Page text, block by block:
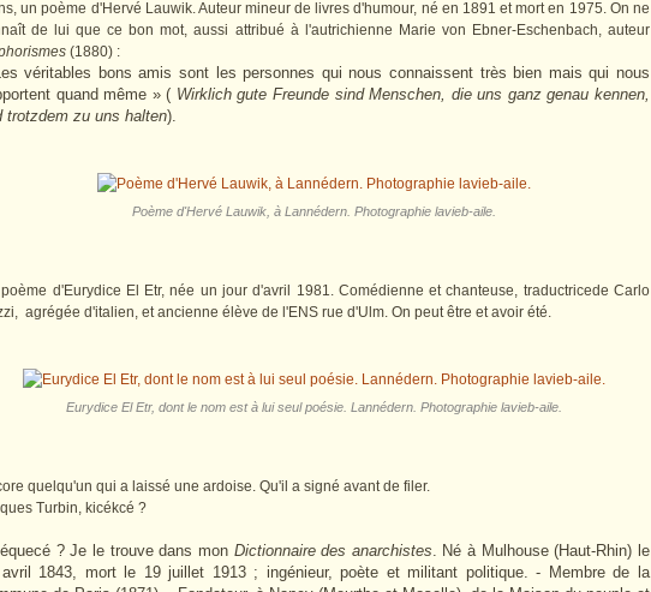
un poème d'Hervé Lauwik. Auteur mineur de livres d'humour, né en 1891 et mort en 1975. On ne
de lui que ce bon mot, aussi attribué à l'autrichienne Marie von Ebner-Eschenbach, auteur
(1880) :
véritables bons amis sont les personnes qui nous connaissent très bien mais qui nous
quand même » ( Wirklich gute Freunde sind Menschen, die uns ganz genau kennen,
trotzdem zu uns halten).
Poème d'Hervé Lauwik, à Lannédern. Photographie lavieb-aile.
d'Eurydice El Etr, née un jour d'avril 1981. Comédienne et chanteuse, traductricede Carlo
agrégée d'italien, et ancienne élève de l'ENS rue d'Ulm. On peut être et avoir été.
Eurydice El Etr, dont le nom est à lui seul poésie. Lannédern. Photographie lavieb-aile.
quelqu'un qui a laissé une ardoise. Qu'il a signé avant de filer.
Turbin, kicékcé ?
? Je le trouve dans mon Dictionnaire des anarchistes. Né à Mulhouse (Haut-Rhin) le
1843, mort le 19 juillet 1913 ; ingénieur, poète et militant politique. - Membre de la